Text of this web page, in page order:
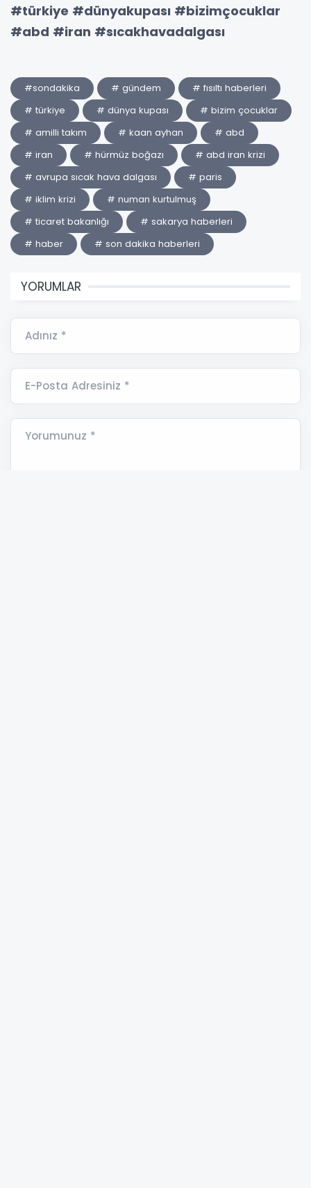
#türkiye #dünyakupası #bizimçocuklar
#abd #iran #sıcakhavadalgası
#sondakika # gündem
# fısıltı haberleri
# türkiye
# dünya kupası
# bizim çocuklar
# amilli takım
# kaan ayhan
# abd
# iran
# hürmüz boğazı
# abd iran krizi
# avrupa sıcak hava dalgası
# paris
# iklim krizi
# numan kurtulmuş
# ticaret bakanlığı
# sakarya haberleri
# haber
# son dakika haberleri
YORUMLAR
Adınız *
E-Posta Adresiniz *
Yorumunuz *